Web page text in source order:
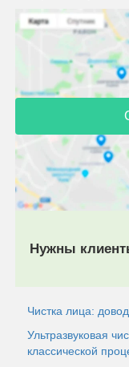
Нужны
Чистка лица:
Ультразвуковая
классической